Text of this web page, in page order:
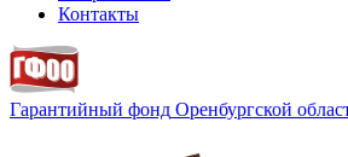
Контакты
Гарантийный фонд Оренбургской